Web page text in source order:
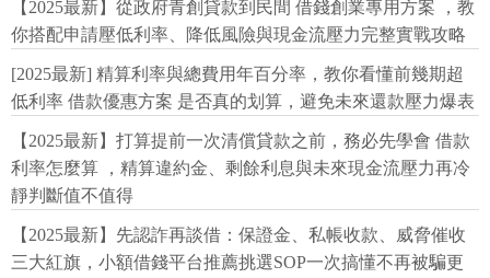
【2025最新】從政府青創貸款到民間 借錢創業專用方案 ，教
你搭配申請壓低利率、降低風險與現金流壓力完整實戰攻略
[2025最新] 精算利率與總費用年百分率，教你看懂前幾期超
低利率 借款優惠方案 是否真的划算，避免未來還款壓力爆表
【2025最新】打算提前一次清償貸款之前，務必先學會 借款
利率怎麼算 ，精算違約金、剩餘利息與未來現金流壓力再冷
靜判斷值不值得
【2025最新】先認詐再談借：保證金、私帳收款、威脅催收
三大紅旗，小額借錢平台推薦挑選SOP一次搞懂不再被騙更